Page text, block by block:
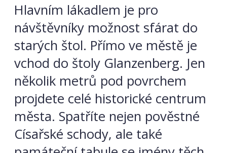
Hlavním lákadlem je pro
návštěvníky možnost sfárat do
starých štol. Přímo ve městě je
vchod do štoly Glanzenberg. Jen
několik metrů pod povrchem
projdete celé historické centrum
města. Spatříte nejen pověstné
Císařské schody, ale také